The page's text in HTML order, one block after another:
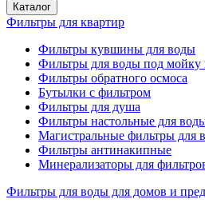
Каталог
Фильтры для квартир
Фильтры кувшины для воды
Фильтры для воды под мойку
Фильтры обратного осмоса
Бутылки с фильтром
Фильтры для душа
Фильтры настольные для
Магистральные фильтры для
Фильтры антинакипные
Минерализаторы для
Фильтры для воды для домов и